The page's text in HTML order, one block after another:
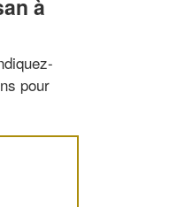
à
pour